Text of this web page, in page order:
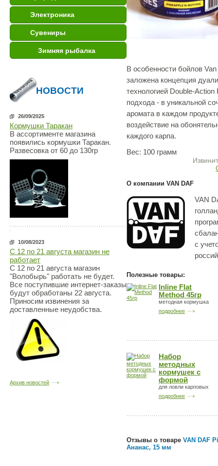
Электроника
Сувениры
Зимняя рыбалка
НОВОСТИ
26/09/2025
Кормушки Таракан
В ассортименте магазина
появились кормушки Таракан.
Развесовка от 60 до 130гр
10/08/2023
С 12 по 21 августа магазин не
работает
С 12 по 21 августа магазин
"Волобырь" работать не будет.
Все поступившие интернет-заказы
будут обработаны 22 августа.
Приносим извинения за
доставленные неудобства.
Архив новостей
В особенности бойлов
заложена концепция
технологией Double-Action
подхода - в уникальной
аромата в каждом
воздействие на
каждого карпа.
Вес: 100 грамм
О компании VAN DAF
VAN
с
Полезные товары:
Inline Flat
Method 45гр
методная кормушка
подробнее
Набор
методных
кормушек с
формой
для ловли карповых
подробнее
Отзывы о товаре VAN DAF
Ананас, 15 мм